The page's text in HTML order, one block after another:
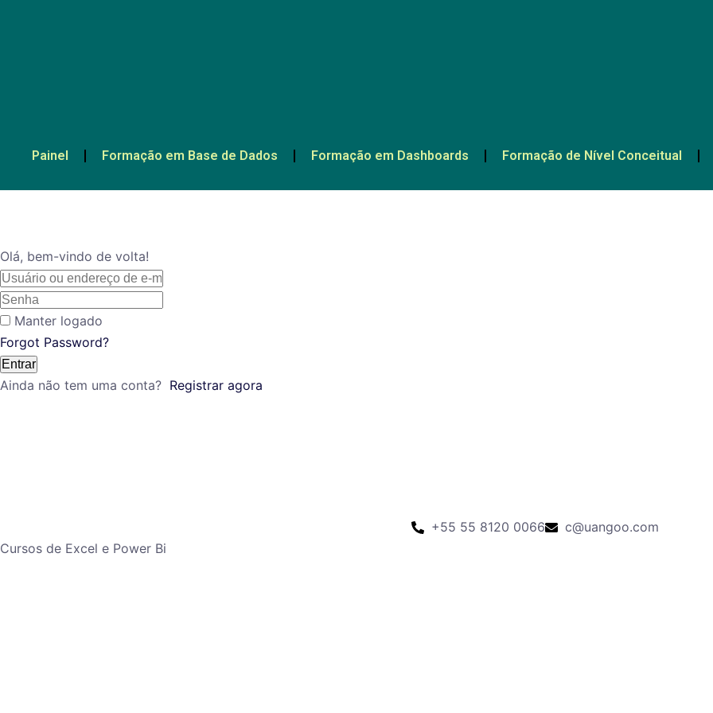
Painel Formação em Base de Dados Formação em Dashboards Formação de Nível Conceitual
Olá, bem-vindo de volta!
Manter logado
Forgot Password?
Entrar
Ainda não tem uma conta? Registrar agora
+55 55 8120 0066
c@uangoo.com
Cursos de Excel e Power Bi